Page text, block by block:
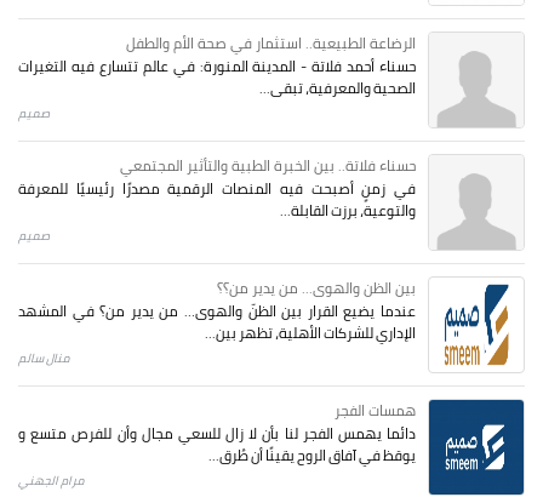
الرضاعة الطبيعية.. استثمار في صحة الأم والطفل
حسناء أحمد فلاتة - المدينة المنورة: في عالم تتسارع فيه التغيرات
الصحية والمعرفية، تبقى...
صميم
حسناء فلاتة.. بين الخبرة الطبية والتأثير المجتمعي
في زمنٍ أصبحت فيه المنصات الرقمية مصدرًا رئيسيًا للمعرفة
والتوعية، برزت القابلة...
صميم
بين الظن والهوى... من يدير من؟؟
عندما يضيع القرار بين الظنّ والهوى… من يدير من؟ في المشهد
الإداري للشركات الأهلية، تظهر بين...
منال سالم
همسات الفجر
دائما يهمس الفجر لنا بأن لا زال للسعي مجال وأن للفرص متسع و
يوقظ في آفاق الروح يقينًا أن طُرق...
مرام الجهني